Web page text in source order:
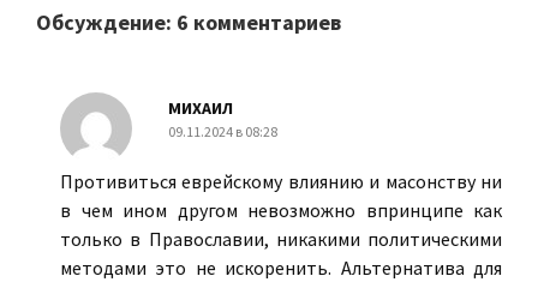
Обсуждение: 6 комментариев
МИХАИЛ
09.11.2024 в 08:28
Противиться еврейскому влиянию и масонству ни
в чем ином другом невозможно впринципе как
только в Православии, никакими политическими
методами это не искоренить. Альтернатива для